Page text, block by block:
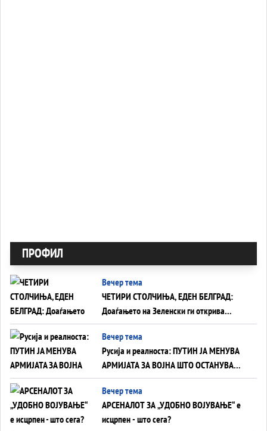
ПРОФИЛ
Вечер тема
ЧЕТИРИ СТОЛЧИЊА, ЕДЕН БЕЛГРАД:
Доаѓањето на Зеленски ги открива
тајните на политиката на балансирање
на Вучиќ
Вечер тема
Русија и реалноста: ПУТИН ЈА МЕНУВА
АРМИЈАТА ЗА ВОЈНА ШТО ОСТАНУВА
БЕЗ ФРОНТ
Вечер тема
АРСЕНАЛОТ ЗА „УДОБНО ВОЈУВАЊЕ“ е
исцрпен - што сега?